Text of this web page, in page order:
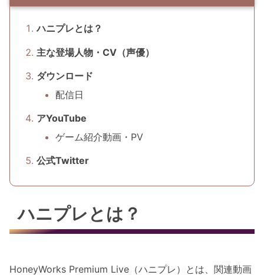
ハニプレとは？
主な登場人物・CV（声優）
ダウンロード
配信日
アYouTube
ゲーム紹介動画・PV
公式Twitter
ハニプレとは？
HoneyWorks Premium Live（ハニプレ）とは、関連動画